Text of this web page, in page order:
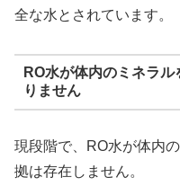
全な水とされています。
RO水が体内のミネラ
りません
現段階で、RO水が体内
拠は存在しません。